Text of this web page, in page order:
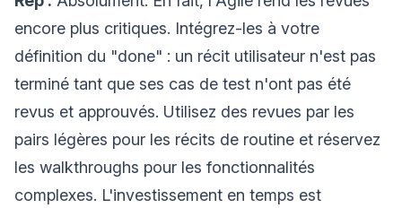
encore plus critiques. Intégrez-les à votre
définition du "done" : un récit utilisateur n'est pas
terminé tant que ses cas de test n'ont pas été
revus et approuvés. Utilisez des revues par les
pairs légères pour les récits de routine et réservez
les walkthroughs pour les fonctionnalités
complexes. L'investissement en temps est